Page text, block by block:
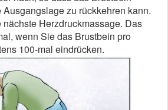
zu rückkehren kann.
nächste Herzdruckmassage. Das
wenn Sie das Brustbein pro
100-mal eindrücken.